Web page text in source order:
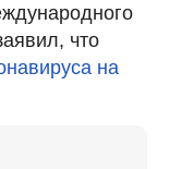
что
на